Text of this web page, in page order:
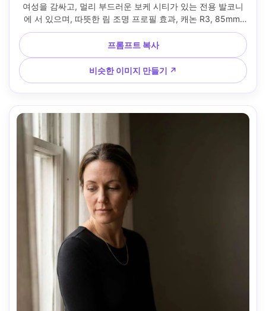
여성을 감싸고, 멀리 부드러운 보케 시티가 있는 전용 발코니
에 서 있으며, 따뜻한 림 조명 프로필 효과, 캐논 R3, 85mm
f/1.2, 수직 4:5 반신, 자신감 넘치는 고요한 분위기, 자연스러
운 그림자, 현실적인 머리가닥, 고해상도 --ar 4:5
프롬프트 복사
비슷한 이미지 만들기 ↗